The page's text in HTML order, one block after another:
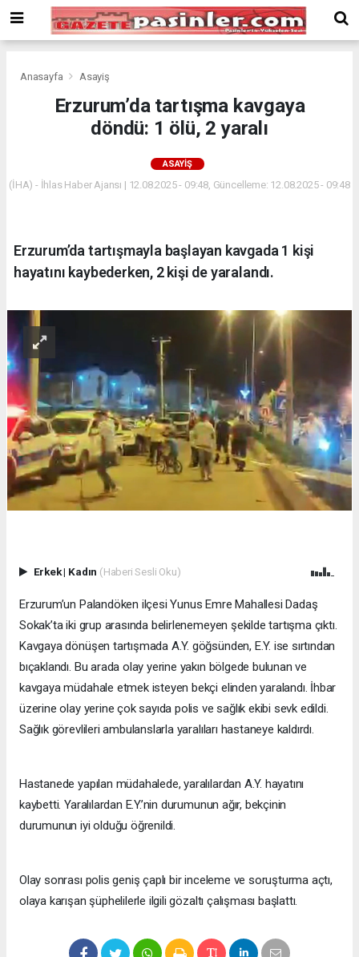
Bonusu
Veren
deneme
siteler
Veren
Anasayfa Asayiş
Erzurum’da tartışma kavgaya
döndü: 1 ölü, 2 yaralı
ASAYIŞ
(İHA) - İhlas Haber Ajansı | 12.08.2025 - 09:48, Güncelleme: 12.08.2025 - 09:48
Erzurum’da tartışmayla başlayan kavgada 1 kişi
hayatını kaybederken, 2 kişi de yaralandı.
Erkek| Kadın (Haberi Sesli Oku)
Erzurum’un Palandöken ilçesi Yunus Emre Mahallesi Dadaş
Sokak’ta iki grup arasında belirlenemeyen şekilde tartışma çıktı.
Kavgaya dönüşen tartışmada A.Y. göğsünden, E.Y. ise sırtından
bıçaklandı. Bu arada olay yerine yakın bölgede bulunan ve
kavgaya müdahale etmek isteyen bekçi elinden yaralandı. İhbar
üzerine olay yerine çok sayıda polis ve sağlık ekibi sevk edildi.
Sağlık görevlileri ambulanslarla yaralıları hastaneye kaldırdı.
Hastanede yapılan müdahalede, yaralılardan A.Y. hayatını
kaybetti. Yaralılardan E.Y.’nin durumunun ağır, bekçinin
durumunun iyi olduğu öğrenildi.
Olay sonrası polis geniş çaplı bir inceleme ve soruşturma açtı,
olaya karışan şüphelilerle ilgili gözaltı çalışması başlattı.